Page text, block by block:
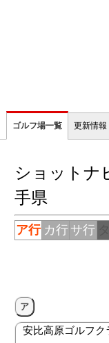
ゴルフ場一覧 更新情報
ショットナ
手県
ア行 カ行 サ行
ア
安比高原ゴルフク